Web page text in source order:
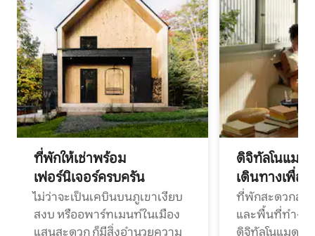
ที่พักให้เช่าพร้อม
เฟอร์นิเจอร์ครบครัน
ไม่ว่าจะเป็นเคบินบนภูเขาเงียบ
สงบ หรืออพาร์ทเมนท์ในเมือง
แสนสะดวก ก็มีสิ่งอำนวยความ
ดิจิทัลโนแมด
เดินทางเพื่อ
ที่พักสะดวกสบ
และพื้นที่ทำงา
ดิจิทัลโนแมดแ